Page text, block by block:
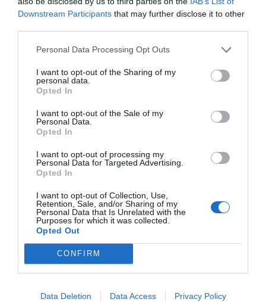
Downstream Participants that may further disclose it to other
Personal Data Processing Opt Outs
I want to opt-out of the Sharing of my
personal data.
Opted In
I want to opt-out of the Sale of my
Personal Data.
Opted In
I want to opt-out of processing my
Personal Data for Targeted Advertising.
Opted In
I want to opt-out of Collection, Use,
Retention, Sale, and/or Sharing of my
Personal Data that Is Unrelated with the
Purposes for which it was collected.
Opted Out
CONFIRM
Data Deletion Data Access Privacy Policy
española o autónomo, sea de la región que sea, pueda operar
inversión. En Cataluña, con una pavorosa caída del PIB y
seria zozobra económica, los políticos catalanes sí han
hecho algo: subir los impuestos y subirse los sueldos. Ésta es
su gran aportación para aniquilar la economía catalana y
propiciar una estampida generalizada…”.
¿Te ha interesado este artículo?
Suscríbete a nuestro newsletter y recibe cada dia
en tu correo lo más destacado de Hispanidad
Tu correo electrónico...